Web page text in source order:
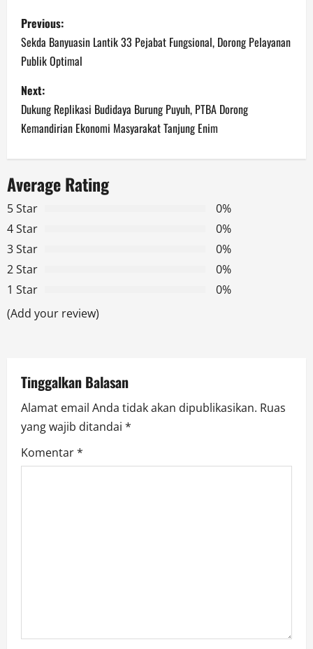
P
o
s
t
n
a
v
i
g
a
t
o
n
Previous:
Sekda Banyuasin Lantik 33 Pejabat Fungsional, Dorong Pelayanan
Publik Optimal
Next:
Dukung Replikasi Budidaya Burung Puyuh, PTBA Dorong
Kemandirian Ekonomi Masyarakat Tanjung Enim
Average Rating
5 Star
0%
4 Star
0%
3 Star
0%
2 Star
0%
1 Star
0%
(Add your review)
Tinggalkan Balasan
Alamat email Anda tidak akan dipublikasikan. Ruas
yang wajib ditandai *
Komentar*